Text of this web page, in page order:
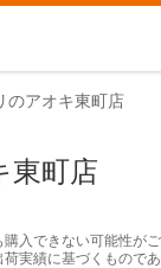
のアオキ東町店
東町店
入できない可能性が
実績に基づくもので